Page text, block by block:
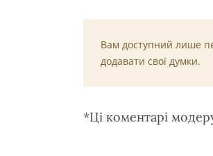
Вам доступний лише
додавати свої думки.
*Ці коментарі